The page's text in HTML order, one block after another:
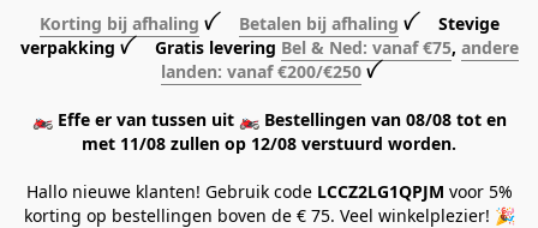
Korting bij afhaling ꪜ Betalen bij afhaling ꪜ Stevige
verpakking ꪜ Gratis levering Bel & Ned: vanaf €75, andere
landen: vanaf €200/€250 ꪜ
🏍️ Effe er van tussen uit 🏍️ Bestellingen van 08/08 tot en
met 11/08 zullen op 12/08 verstuurd worden.
Hallo nieuwe klanten! Gebruik code LCCZ2LG1QPJM voor 5%
korting op bestellingen boven de € 75. Veel winkelplezier! 🎉